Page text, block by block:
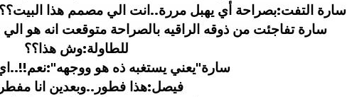
سارة التفت:بصراحة أي يهبل مررة..انت الي مصمم هذا
سارة تفاجئت من ذوقه الراقيه بالصراحة متوقعت انه هو
للطاولة:وش هذا؟؟
سارة"يعني يستغبه ذه هو
فيصل:هذا فطور..وبعدين انا مفطر